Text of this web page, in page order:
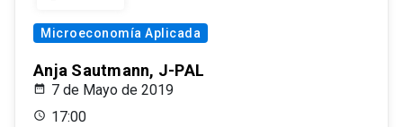
Microeconomía Aplicada
Anja Sautmann, J-PAL
7 de Mayo de 2019
17:00